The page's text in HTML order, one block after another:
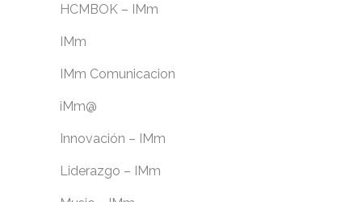
HCMBOK – IMm
IMm
IMm Comunicacion
iMm@
Innovación – IMm
Liderazgo – IMm